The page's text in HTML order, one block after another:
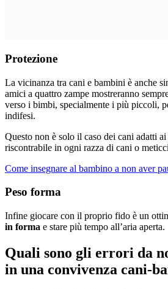
Protezione
La vicinanza tra cani e bambini è anche
amici a quattro zampe mostreranno
verso i bimbi, specialmente i più piccoli,
indifesi.
Questo non è solo il caso dei cani adatti
riscontrabile in ogni razza di cani o
Come insegnare al bambino a non aver
Peso forma
Infine giocare con il proprio fido è un
in forma e stare più tempo all’aria aperta.
Quali sono gli errori da
in una convivenza cani-